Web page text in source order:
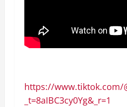
https://www.tiktok.com/
_t=8aIBC3cy0Yg&_r=1